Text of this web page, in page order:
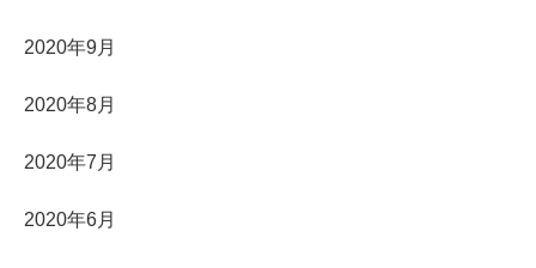
2020年9月
2020年8月
2020年7月
2020年6月